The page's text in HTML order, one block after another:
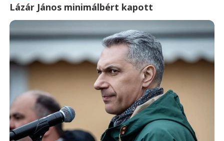
Lázár János minimálbért kapott